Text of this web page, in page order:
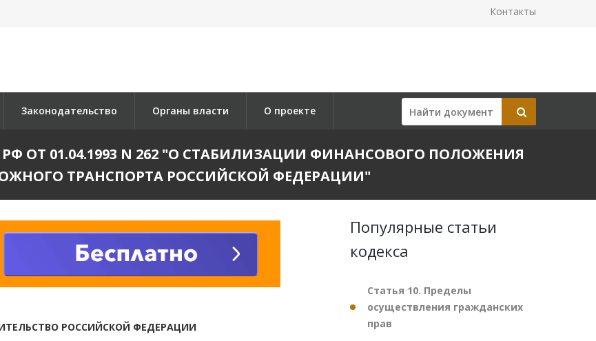
Контакты
Законодательство Органы власти О проекте
ОТ 01.04.1993 N 262 "О СТАБИЛИЗАЦИИ ФИНАНСОВОГО ПОЛОЖЕНИЯ
ТРАНСПОРТА РОССИЙСКОЙ ФЕДЕРАЦИИ"
РОССИЙСКОЙ ФЕДЕРАЦИИ
Популярные статьи
кодекса
Статья 10. Пределы
осуществления гражданских
прав